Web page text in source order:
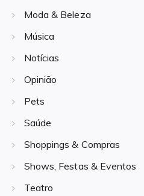
Moda & Beleza
Música
Notícias
Opinião
Pets
Saúde
Shoppings & Compras
Shows, Festas & Eventos
Teatro